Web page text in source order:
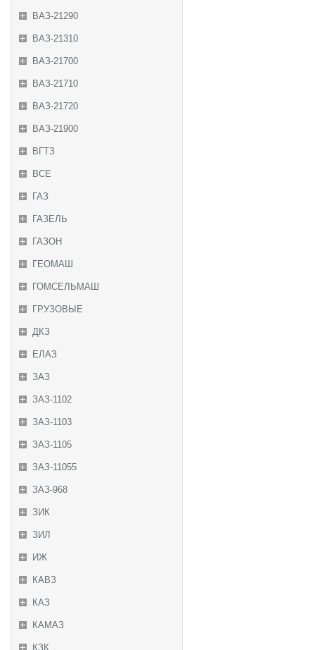
ВАЗ-21290
ВАЗ-21310
ВАЗ-21700
ВАЗ-21710
ВАЗ-21720
ВАЗ-21900
ВГТЗ
ВСЕ
ГАЗ
ГАЗЕЛЬ
ГАЗОН
ГЕОМАШ
ГОМСЕЛЬМАШ
ГРУЗОВЫЕ
ДКЗ
ЕЛАЗ
ЗАЗ
ЗАЗ-1102
ЗАЗ-1103
ЗАЗ-1105
ЗАЗ-11055
ЗАЗ-968
ЗИК
ЗИЛ
ИЖ
КАВЗ
КАЗ
КАМАЗ
КЗК